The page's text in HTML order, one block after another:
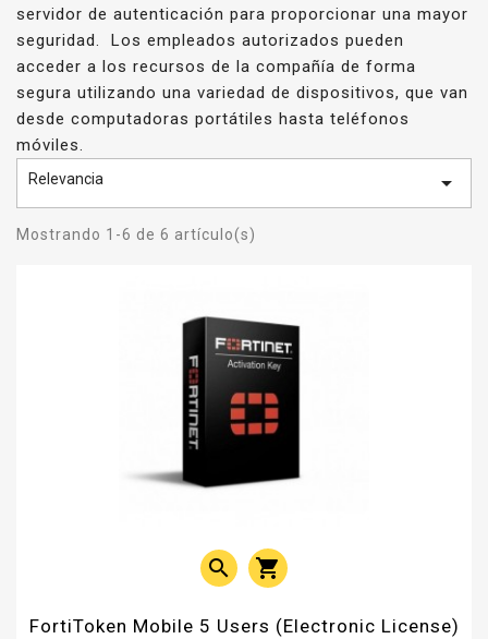
servidor de autenticación para proporcionar una mayor
seguridad. Los empleados autorizados pueden
acceder a los recursos de la compañía de forma
segura utilizando una variedad de dispositivos, que van
desde computadoras portátiles hasta teléfonos
móviles.
Relevancia 
Mostrando 1-6 de 6 artículo(s)
 
FortiToken Mobile 5 Users (Electronic License)